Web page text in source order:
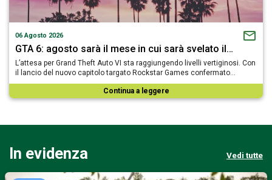
06 Agosto 2026
GTA 6: agosto sarà il mese in cui sarà svelato il…
L’attesa per Grand Theft Auto VI sta raggiungendo livelli vertiginosi. Con
il lancio del nuovo capitolo targato Rockstar Games confermato…
Continua a leggere
In evidenza Vedi tutte